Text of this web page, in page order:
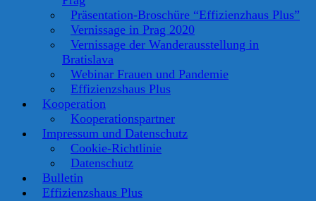
Präsentation-Broschüre “Effizienzhaus Plus”
Vernissage in Prag 2020
Vernissage der Wanderausstellung in
Bratislava
Webinar Frauen und Pandemie
Effizienzshaus Plus
Kooperation
Kooperationspartner
Impressum und Datenschutz
Cookie-Richtlinie
Datenschutz
Bulletin
Effizienzshaus Plus